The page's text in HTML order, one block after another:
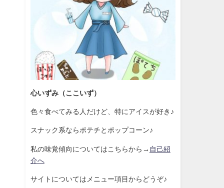
心いずみ（ここいず）
色々食べてみる人だけど、特にアイスが好き♪
スナック系ならポテチとポップコーン♪
私の味覚傾向についてはこちらから→ 自己紹
介へ
サイトについてはメニュー項目からどうぞ♪